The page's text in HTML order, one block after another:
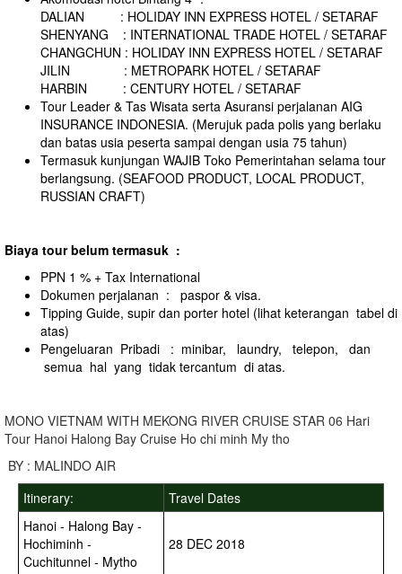
DALIAN : HOLIDAY INN EXPRESS HOTEL / SETARAF
SHENYANG : INTERNATIONAL TRADE HOTEL / SETARAF
CHANGCHUN : HOLIDAY INN EXPRESS HOTEL / SETARAF
JILIN : METROPARK HOTEL / SETARAF
HARBIN : CENTURY HOTEL / SETARAF
Tour Leader & Tas Wisata serta Asuransi perjalanan AIG
INSURANCE INDONESIA. (Merujuk pada polis yang berlaku
dan batas usia peserta sampai dengan usia 75 tahun)
Termasuk kunjungan WAJIB Toko Pemerintahan selama tour
berlangsung. (SEAFOOD PRODUCT, LOCAL PRODUCT,
RUSSIAN CRAFT)
Biaya tour belum termasuk :
PPN 1 % + Tax International
Dokumen perjalanan : paspor & visa.
Tipping Guide, supir dan porter hotel (lihat keterangan tabel di
atas)
Pengeluaran Pribadi : minibar, laundry, telepon, dan
semua hal yang tidak tercantum di atas.
MONO VIETNAM WITH MEKONG RIVER CRUISE STAR 06 Hari
Tour Hanoi Halong Bay Cruise Ho chi minh My tho
BY : MALINDO AIR
Itinerary:
Travel Dates
Hanoi - Halong Bay -
Hochiminh -
Cuchitunnel - Mytho
28 DEC 2018